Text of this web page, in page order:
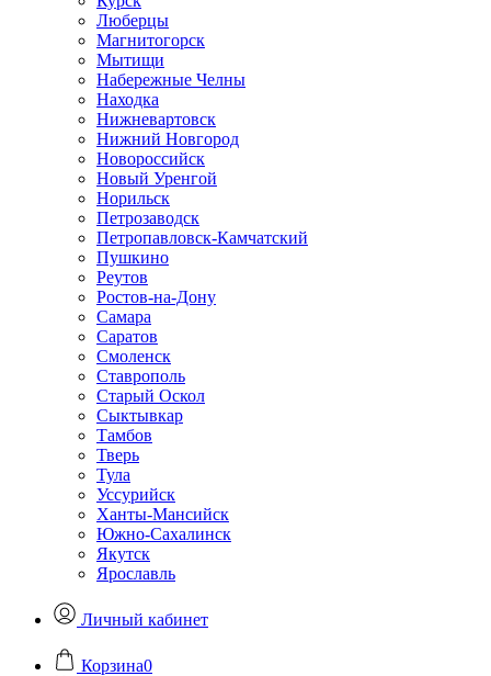
Люберцы
Магнитогорск
Мытищи
Набережные Челны
Находка
Нижневартовск
Нижний Новгород
Новороссийск
Новый Уренгой
Норильск
Петрозаводск
Петропавловск-Камчатский
Пушкино
Реутов
Ростов-на-Дону
Самара
Саратов
Смоленск
Ставрополь
Старый Оскол
Сыктывкар
Тамбов
Тверь
Тула
Уссурийск
Ханты-Мансийск
Южно-Сахалинск
Якутск
Ярославль
Личный кабинет
Корзина0